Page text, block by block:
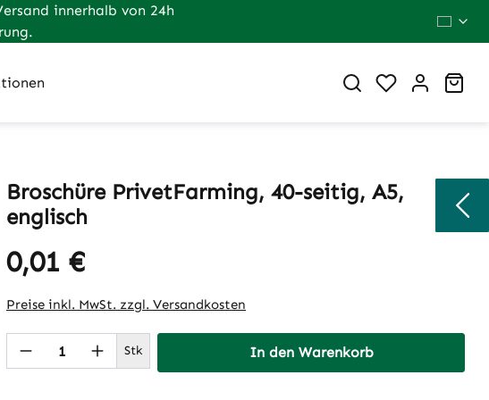
innerhalb von 24h
Du hast 0
Broschüre PrivetFarming, 40-seitig, A5,
englisch
Regulärer Preis:
0,01 €
Preise inkl. MwSt. zzgl. Versandkosten
Produkt Anzahl: Gib den gewünschten Wert
Stk In den Warenkorb